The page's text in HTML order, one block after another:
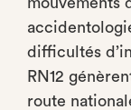
difficultés
RN12
route